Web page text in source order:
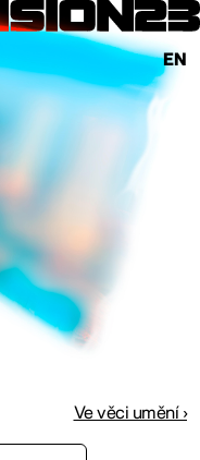
EN
Ve věci umění ›